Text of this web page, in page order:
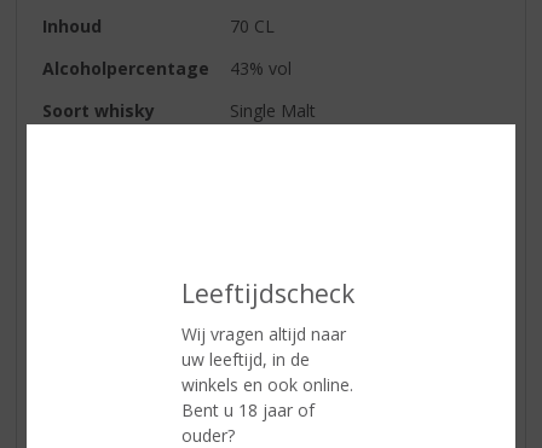
Leeftijdscheck
Wij vragen altijd naar
uw leeftijd, in de
winkels en ook online.
Bent u 18 jaar of
ouder?
Inhoud
70 CL
Alcoholpercentage
43% vol
Soort whisky
Single Malt
Rijke karamel, zachte specerijen,
vanille-ijs, pavlova, steenvruchten
en hints van kokosnoot en
manuka-honing.
Zoet en fruitig met zachte